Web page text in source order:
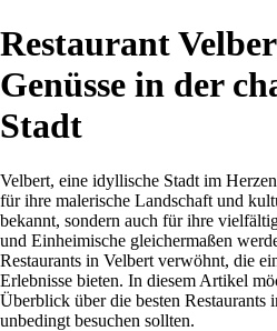
Restaurant
Genüsse in der
Stadt
Velbert, eine idyllische Stadt im
für ihre malerische Landschaft und
bekannt, sondern auch für ihre
und Einheimische gleichermaßen
Restaurants in Velbert verwöhnt, die
Erlebnisse bieten. In diesem Artikel
Überblick über die besten Restaurants
unbedingt besuchen sollten.